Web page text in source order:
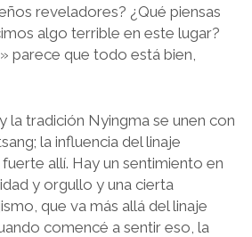
reveladores? ¿Qué piensas
algo terrible en este lugar?
parece que todo está bien,
la tradición Nyingma se unen con
la influencia del linaje
allí. Hay un sentimiento en
y orgullo y una cierta
que va más allá del linaje
comencé a sentir eso, la